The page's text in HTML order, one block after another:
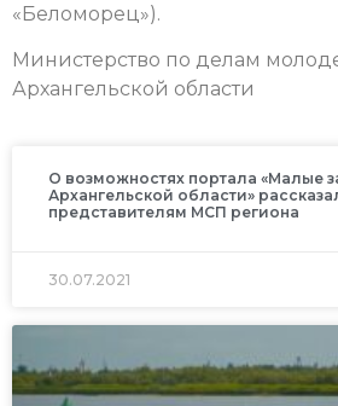
«Беломорец»).
Министерство по делам
Архангельской области
О возможностях портала «Малые
Архангельской области»
представителям МСП региона
30.07.2021